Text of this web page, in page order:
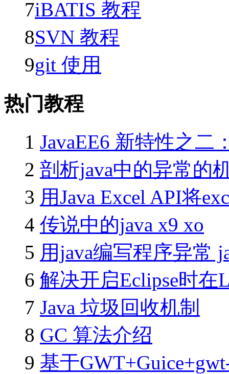
7iBATIS 教程
8SVN 教程
9git 使用
热门教程
1 JavaEE6 新特性之二
2 剖析java中的异常的
3 用Java Excel API将
4 传说中的java x9 xo
5 用java编写程序异常
6 解决开启Eclipse时在
7 Java 垃圾回收机制
8 GC 算法介绍
9 基于